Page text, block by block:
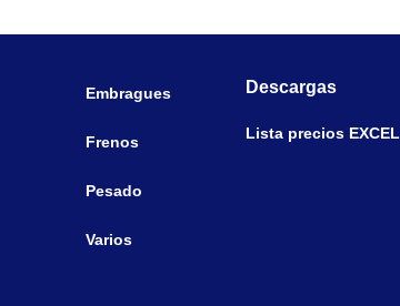
Embragues
Frenos
Pesado
Varios
Descargas
Lista precios EXCEL